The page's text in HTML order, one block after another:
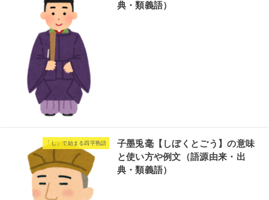
典・類義語）
「し」で始まる四字熟語
子墨兎毫【しぼくとごう】の意味
と使い方や例文（語源由来・出
典・類義語）